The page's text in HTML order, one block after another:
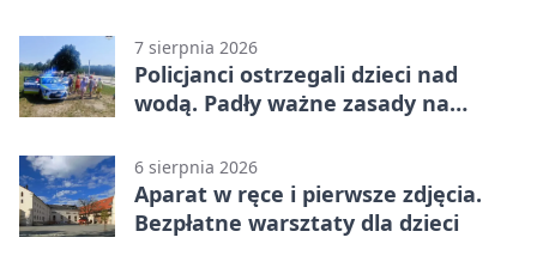
7 sierpnia 2026
Policjanci ostrzegali dzieci nad
wodą. Padły ważne zasady na
6 sierpnia 2026
Aparat w ręce i pierwsze zdjęcia.
Bezpłatne warsztaty dla dzieci